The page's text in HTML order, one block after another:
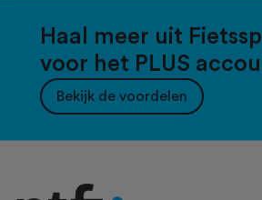
Haal meer uit
voor het PLUS
Bekijk de voordelen